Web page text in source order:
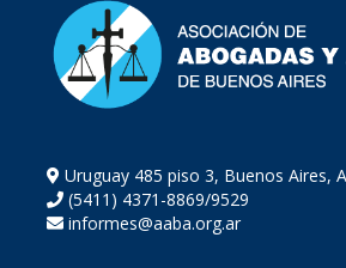
Uruguay 485 piso 3, Buenos Aires,
(5411) 4371-8869/9529
informes@aaba.org.ar